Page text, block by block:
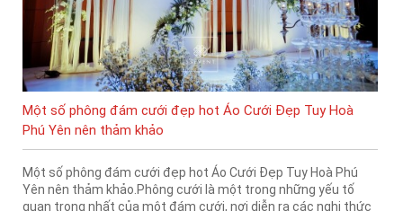
Một số phông đám cưới đẹp hot Áo Cưới Đẹp Tuy Hoà
Phú Yên nên thảm khảo
Một số phông đám cưới đẹp hot Áo Cưới Đẹp Tuy Hoà Phú
Yên nên thảm khảo.Phông cưới là một trong những yếu tố
quan trọng nhất của một đám cưới, nơi diễn ra các nghi thức